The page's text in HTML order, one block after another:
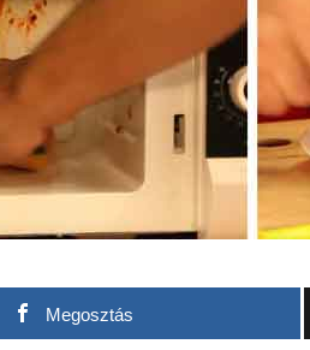
Megosztás